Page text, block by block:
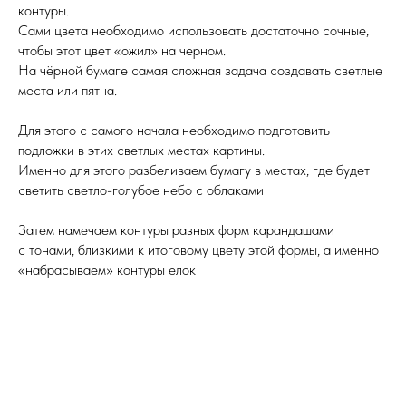
контуры.
Сами цвета необходимо использовать достаточно сочные,
чтобы этот цвет «ожил» на черном.
На чёрной бумаге самая сложная задача создавать светлые
места или пятна.
Для этого с самого начала необходимо подготовить
подложки в этих светлых местах картины.
Именно для этого разбеливаем бумагу в местах, где будет
светить светло-голубое небо с облаками
Затем намечаем контуры разных форм карандашами
с тонами, близкими к итоговому цвету этой формы, а именно
«набрасываем» контуры елок